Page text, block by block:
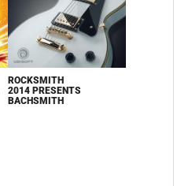
ROCKSMITH
2014 PRESENTS
BACHSMITH